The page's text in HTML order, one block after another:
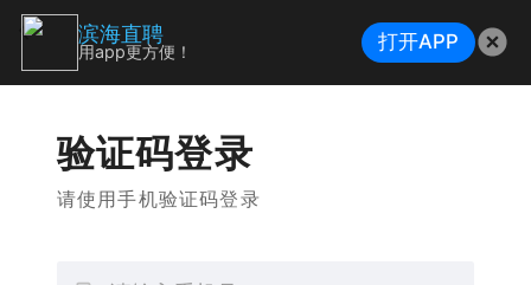
验证码登录
请使用手机验证码登录
滨海直聘
用app更方便！ 打开APP